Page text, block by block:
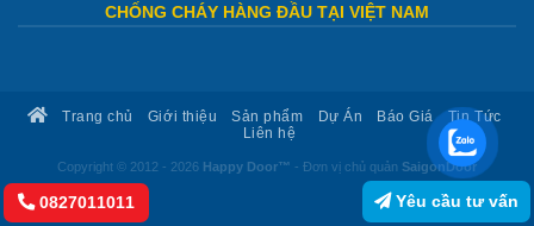
CHỐNG CHÁY HÀNG ĐẦU TẠI VIỆT NAM
Trang chủ Giới thiệu Sản phẩm Dự Án Báo Giá
Tin Tức
Liên hệ
Copyright © 2012 - 2026 Happy Door™ - Đơn vị chủ quản SaigonDoor
0827011011 Yêu cầu tư vấn